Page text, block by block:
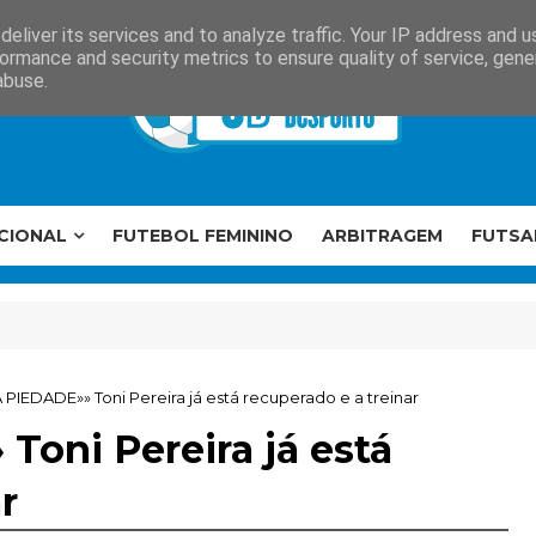
FUTEBOL FEMININO ARBITRAGEM
PIEDADE»» Toni Pereira já está recuperado e a treinar
Toni Pereira já está
its services and to analyze traffic. Your IP address and
and security metrics to ensure quality of service,